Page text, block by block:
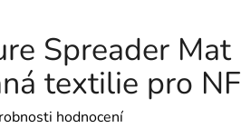
Spreader
textilie pro
je 0,0 z 5 hvězdiček.
hodnocení